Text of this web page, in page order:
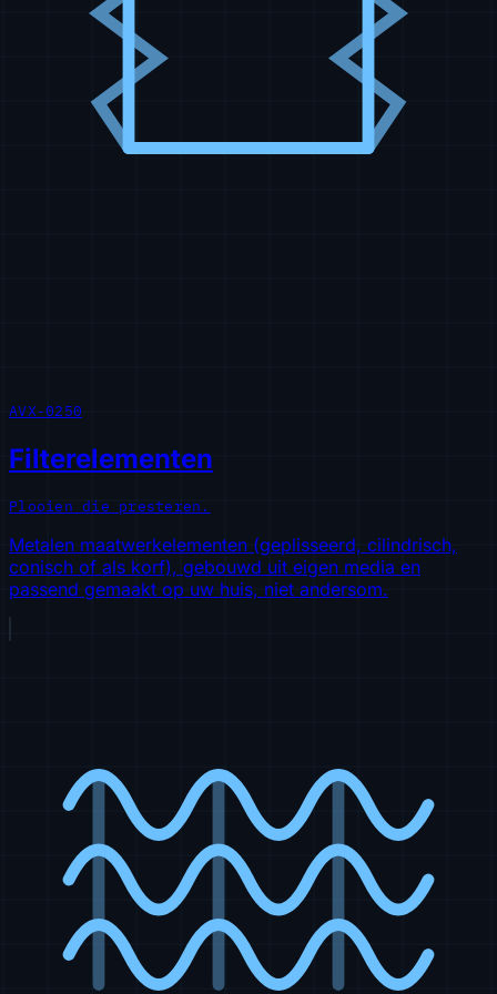
AVX-0250
Filterelementen
Plooien die presteren.
Metalen maatwerkelementen (geplisseerd, cilindrisch,
conisch of als korf), gebouwd uit eigen media en
passend gemaakt op uw huis, niet andersom.